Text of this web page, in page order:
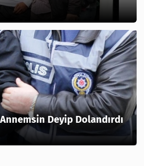
Deyip Dolandırdı